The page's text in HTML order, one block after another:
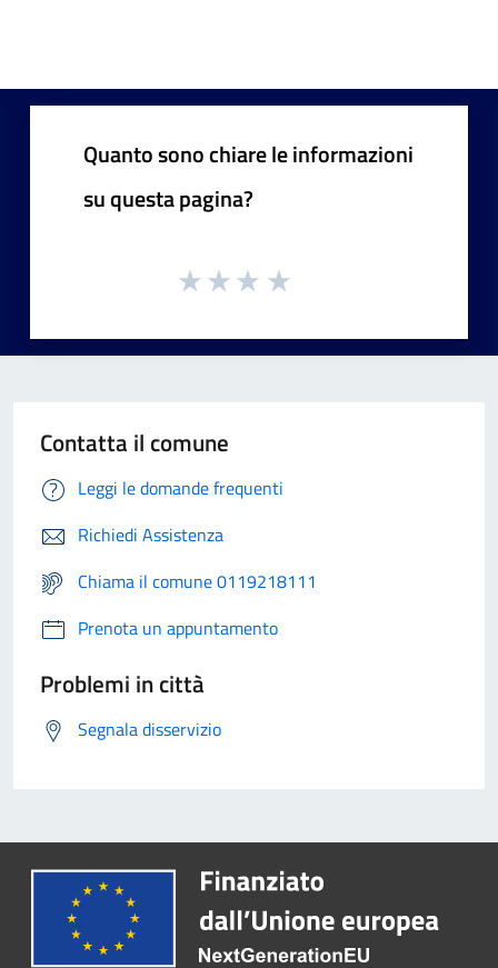
Quanto sono chiare le informazioni
su questa pagina?
Contatta il comune
Leggi le domande frequenti
Richiedi Assistenza
Chiama il comune 0119218111
Prenota un appuntamento
Problemi in città
Segnala disservizio